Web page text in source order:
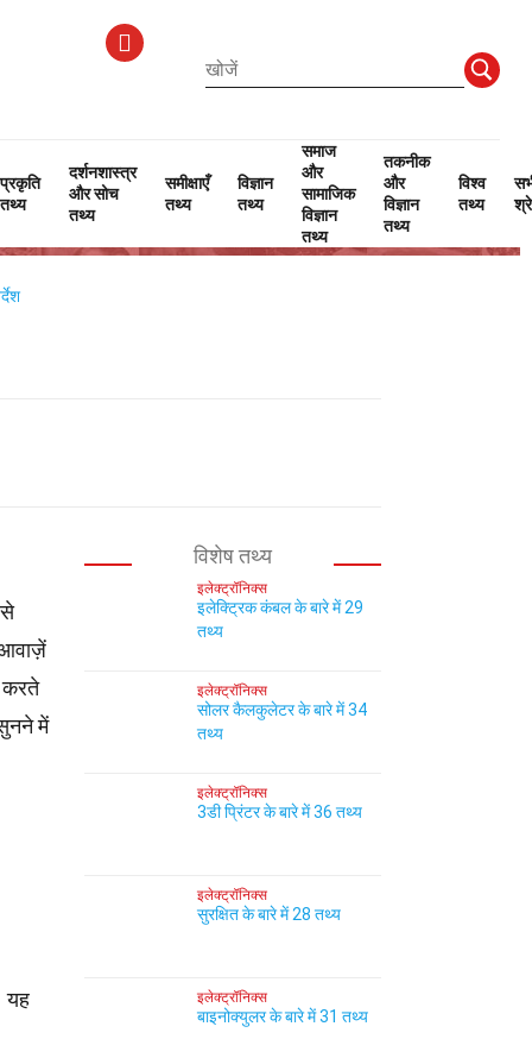
प्रकृति
तथ्य
दर्शनशास्त्र
और सोच
तथ्य
समीक्षाएँ
तथ्य
विज्ञान
तथ्य
समाज
और
सामाजिक
विज्ञान
तथ्य
तकनीक
और
विज्ञान
तथ्य
विश्व
तथ्य
करते
में
यह
विशेष तथ्य
इलेक्ट्रॉनिक्स
इलेक्ट्रिक कंबल के बारे में 29
तथ्य
इलेक्ट्रॉनिक्स
सोलर कैलकुलेटर के बारे में 34
तथ्य
इलेक्ट्रॉनिक्स
3डी प्रिंटर के बारे में 36 तथ्य
इलेक्ट्रॉनिक्स
सुरक्षित के बारे में 28 तथ्य
इलेक्ट्रॉनिक्स
बाइनोक्युलर के बारे में 31 तथ्य